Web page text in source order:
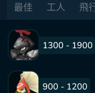
最佳 工人 飛
1300 - 1900
900 - 1200